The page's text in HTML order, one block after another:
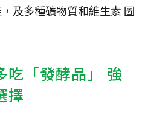
及多種礦物質和維生素 圖
吃「發酵品」 強
擇